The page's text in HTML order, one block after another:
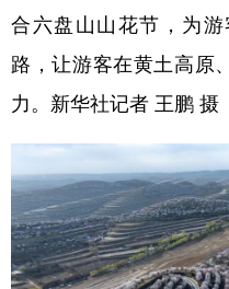
合六盘山山花节，为
路，让游客在黄土高原
力。新华社记者 王鹏 摄